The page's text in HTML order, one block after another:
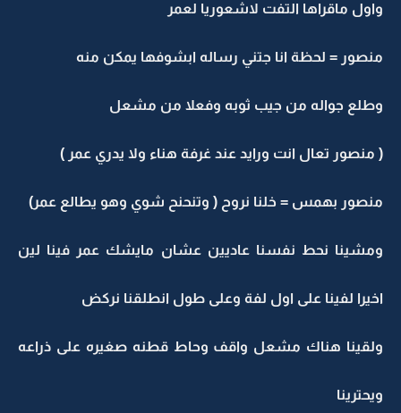
واول ماقراها التفت لاشعوريا لعمر
منصور = لحظة انا جتني رساله ابشوفها يمكن منه
وطلع جواله من جيب ثوبه وفعلا من مشعل
( منصور تعال انت ورايد عند غرفة هناء ولا يدري عمر )
منصور بهمس = خلنا نروح ( وتنحنح شوي وهو يطالع عمر)
ومشينا نحط نفسنا عاديين عشان مايشك عمر فينا لين
اخيرا لفينا على اول لفة وعلى طول انطلقنا نركض
ولقينا هناك مشعل واقف وحاط قطنه صغيره على ذراعه
ويحترينا